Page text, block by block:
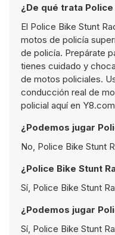
¿De qué trata
El Police Bike Stunt
motos de policía
de policía. Prepárate
tienes cuidado y
de motos policiales.
conducción real de
policial aquí en
¿Podemos jugar
No, Police Bike Stunt
¿Police Bike Stunt
Sí, Police Bike Stunt
¿Podemos jugar
Sí, Police Bike Stunt